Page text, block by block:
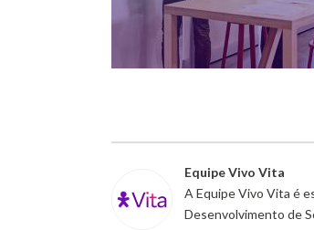
Equipe Vivo Vita
A Equipe Vivo Vita é
Desenvolvimento de